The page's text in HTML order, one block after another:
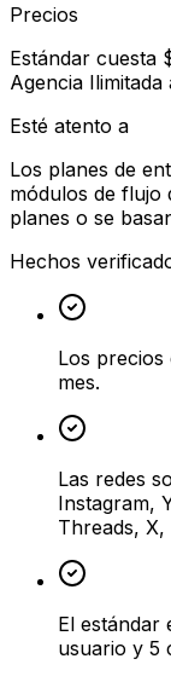
Precios
Estándar cuesta
Agencia
Esté atento a
Los planes de
módulos de flujo
planes o se
Hechos
Los precios
mes.
Las redes
Instagram,
Threads, X,
El estándar
usuario y 5